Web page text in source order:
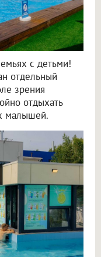
с детьми!
отдельный
зрения
отдыхать
малышей.